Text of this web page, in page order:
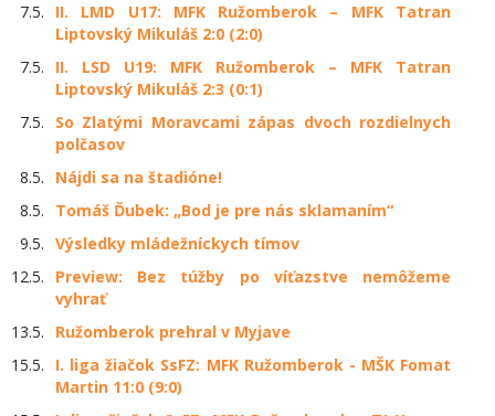
7.5.
II. LMD U17: MFK Ružomberok – MFK Tatran
Liptovský Mikuláš 2:0 (2:0)
7.5.
II. LSD U19: MFK Ružomberok – MFK Tatran
Liptovský Mikuláš 2:3 (0:1)
7.5.
So Zlatými Moravcami zápas dvoch rozdielnych
polčasov
8.5.
Nájdi sa na štadióne!
8.5.
Tomáš Ďubek: „Bod je pre nás sklamaním“
9.5. Výsledky mládežníckych tímov
12.5.
Preview: Bez túžby po víťazstve nemôžeme
vyhrať
13.5.
Ružomberok prehral v Myjave
15.5.
I. liga žiačok SsFZ: MFK Ružomberok - MŠK Fomat
Martin 11:0 (9:0)